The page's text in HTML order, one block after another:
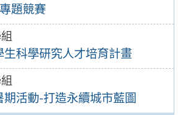
題競賽
科學研究人才培育計畫
期活動-打造永續城市藍圖